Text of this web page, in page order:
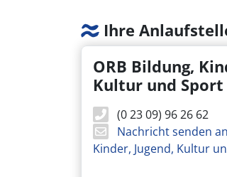
Ihre
ORB Bildung,
Kultur und Sport
(0 23 09) 96 26 62
Nachricht senden
Kinder, Jugend, Kultur